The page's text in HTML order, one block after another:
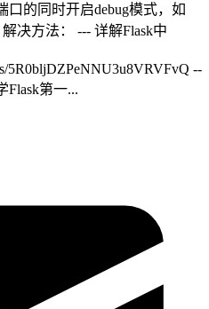
口的同时开启debug模式，如
决方法： --- 详解Flask中
5R0bljDZPeNNU3u8VRVFvQ --
Flask第一...